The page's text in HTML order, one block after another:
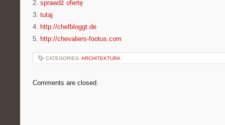
2. sprawdź ofertę
3. tutaj
4. http://chefbloggt.de
5. http://chevaliers-footus.com
CATEGORIES: ARCHITEKTURA
Comments are closed.